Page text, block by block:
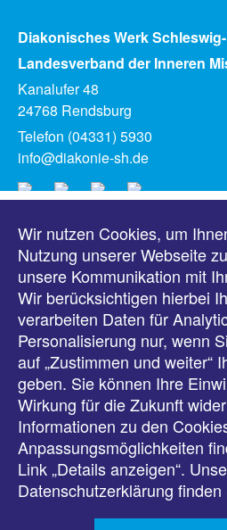
Diakonisches Werk
Landesverband der Inneren
Kanalufer 48
24768 Rendsburg
Telefon (04331) 5930
info@diakonie-sh.de
Meldungen
Veranstaltungen
Downloads
Presse
Karriere
Kontakt
Wir nutzen Cookies, um
Nutzung unserer Webseite
unsere Kommunikation mit
Wir berücksichtigen hierbei
verarbeiten Daten für
Personalisierung nur, wenn
auf „Zustimmen und weiter“
geben. Sie können Ihre
Wirkung für die Zukunft
Informationen zu den
Anpassungsmöglichkeiten
Link „Details anzeigen“.
Datenschutzerklärung finden